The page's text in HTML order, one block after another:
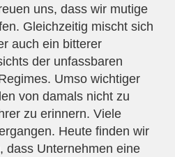
uns, dass wir mutige
Gleichzeitig mischt sich
auch ein bitterer
der unfassbaren
Umso wichtiger
von damals nicht zu
zu erinnern. Viele
Heute finden wir
dass Unternehmen eine